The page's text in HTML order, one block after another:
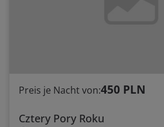
Preis je Nacht von:450 PLN
Cztery Pory Roku